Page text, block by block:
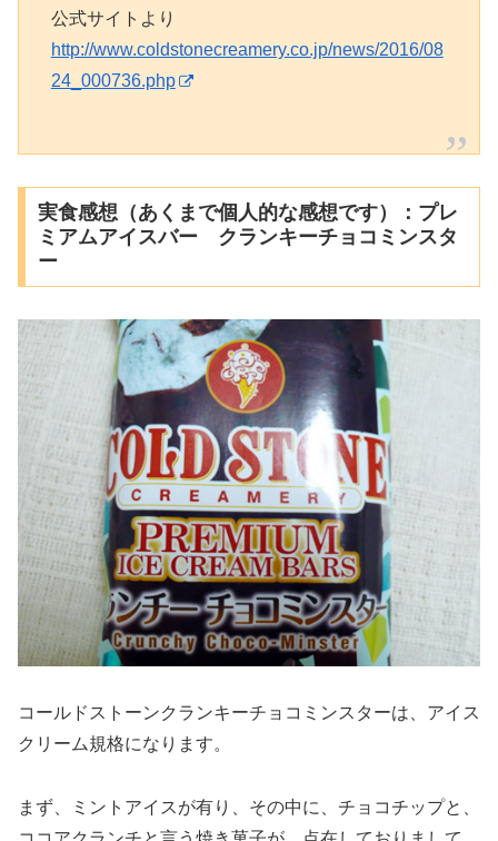
公式サイトより
http://www.coldstonecreamery.co.jp/news/2016/08
24_000736.php
実食感想（あくまで個人的な感想です）：プレ
ミアムアイスバー クランキーチョコミンスタ
ー
コールドストーンクランキーチョコミンスターは、アイス
クリーム規格になります。
まず、ミントアイスが有り、その中に、チョコチップと、